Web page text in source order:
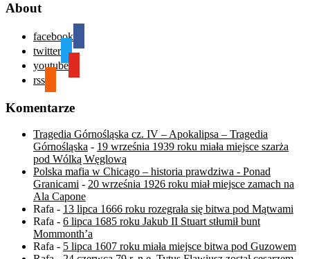
About
facebook
twitter
youtube
rss
Komentarze
Tragedia Górnośląska cz. IV – Apokalipsa – Tragedia
Górnośląska - 19 września 1939 roku miała miejsce szarża
pod Wólką Węglową
Polska mafia w Chicago – historia prawdziwa - Ponad
Granicami - 20 września 1926 roku miał miejsce zamach na
Ala Capone
Rafa - 13 lipca 1666 roku rozegrała się bitwa pod Mątwami
Rafa - 6 lipca 1685 roku Jakub II Stuart stłumił bunt
Mommonth’a
Rafa - 5 lipca 1607 roku miała miejsce bitwa pod Guzowem